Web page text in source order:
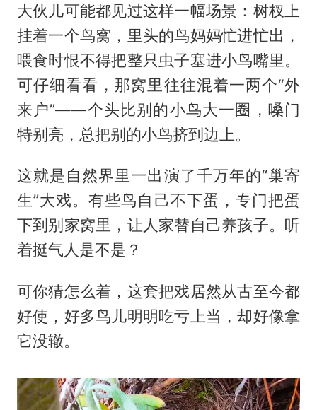
大伙儿可能都见过这样一幅场景：树杈上
挂着一个鸟窝，里头的鸟妈妈忙进忙出，
喂食时恨不得把整只虫子塞进小鸟嘴里。
可仔细看看，那窝里往往混着一两个“外
来户”——个头比别的小鸟大一圈，嗓门
特别亮，总把别的小鸟挤到边上。
这就是自然界里一出演了千万年的“巢寄
生”大戏。有些鸟自己不下蛋，专门把蛋
下到别家窝里，让人家替自己养孩子。听
着挺气人是不是？
可你猜怎么着，这套把戏居然从古至今都
好使，好多鸟儿明明吃亏上当，却好像拿
它没辙。